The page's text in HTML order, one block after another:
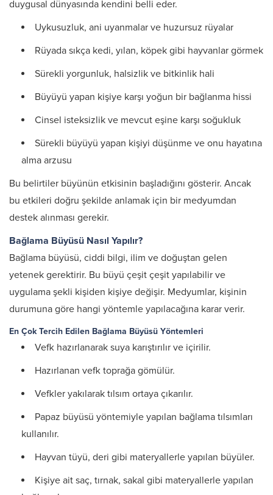
duygusal dünyasında kendini belli eder.
Uykusuzluk, ani uyanmalar ve huzursuz rüyalar
Rüyada sıkça kedi, yılan, köpek gibi hayvanlar görmek
Sürekli yorgunluk, halsizlik ve bitkinlik hali
Büyüyü yapan kişiye karşı yoğun bir bağlanma hissi
Cinsel isteksizlik ve mevcut eşine karşı soğukluk
Sürekli büyüyü yapan kişiyi düşünme ve onu hayatına
alma arzusu
Bu belirtiler büyünün etkisinin başladığını gösterir. Ancak
bu etkileri doğru şekilde anlamak için bir medyumdan
destek alınması gerekir.
Bağlama Büyüsü Nasıl Yapılır?
Bağlama büyüsü, ciddi bilgi, ilim ve doğuştan gelen
yetenek gerektirir. Bu büyü çeşit çeşit yapılabilir ve
uygulama şekli kişiden kişiye değişir. Medyumlar, kişinin
durumuna göre hangi yöntemle yapılacağına karar verir.
En Çok Tercih Edilen Bağlama Büyüsü Yöntemleri
Vefk hazırlanarak suya karıştırılır ve içirilir.
Hazırlanan vefk toprağa gömülür.
Vefkler yakılarak tılsım ortaya çıkarılır.
Papaz büyüsü yöntemiyle yapılan bağlama tılsımları
kullanılır.
Hayvan tüyü, deri gibi materyallerle yapılan büyüler.
Kişiye ait saç, tırnak, sakal gibi materyallerle yapılan